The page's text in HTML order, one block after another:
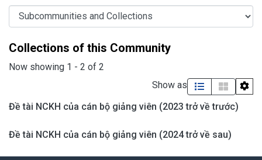
Collections of this Community
Now showing 1 - 2 of 2
Show as
Đề tài NCKH của cán bộ giảng viên (2023 trở về trước)
Đề tài NCKH của cán bộ giảng viên (2024 trở về sau)